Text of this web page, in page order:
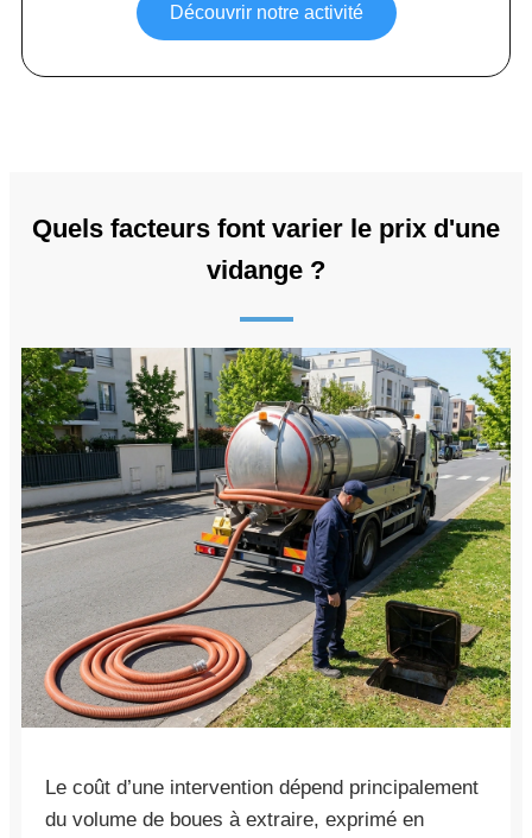
Découvrir notre activité
Quels facteurs font varier le prix d'une
vidange ?
Le coût d’une intervention dépend principalement
du volume de boues à extraire, exprimé en